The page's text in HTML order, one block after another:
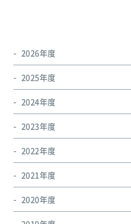
2026年度
2025年度
2024年度
2023年度
2022年度
2021年度
2020年度